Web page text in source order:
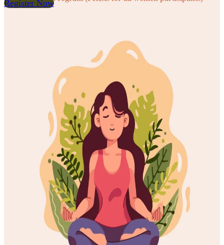
Register Now